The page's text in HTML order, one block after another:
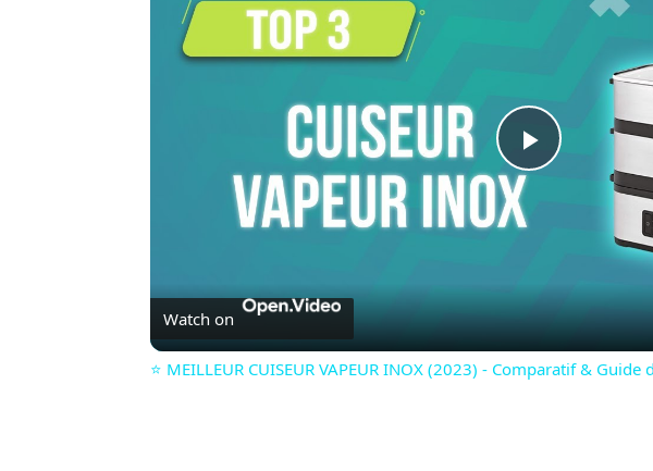
Play
Video
Watch on
⭐️ MEILLEUR CUISEUR VAPEUR INOX (2023) - Comparatif & Guide